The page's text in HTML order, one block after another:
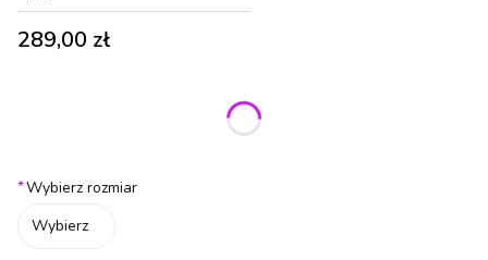
Cena
289,00 zł
Poszczególne warianty mogą różnić się ceną
*Wybierz rozmiar
Wybierz